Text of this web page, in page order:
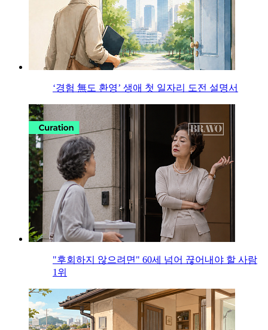
‘경험 無도 환영’ 생애 첫 일자리 도전 설명서
"후회하지 않으려면" 60세 넘어 끊어내야 할 사람
1위